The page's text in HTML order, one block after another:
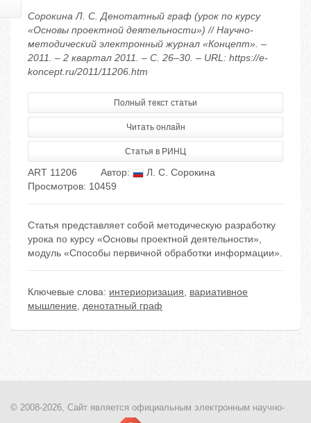
Сорокина Л. С. Денотатный граф (урок по курсу
«Основы проектной деятельности») // Научно-
методический электронный журнал «Концепт». –
2011. – 2 квартал 2011. – С. 26–30. – URL: https://e-
koncept.ru/2011/11206.htm
Полный текст статьи
Читать онлайн
Статья в РИНЦ
ART 11206 Автор:
Л. С. Сорокина
Просмотров: 10459
Статья представляет собой методическую разработку
урока по курсу «Основы проектной деятельности»,
модуль «Способы первичной обработки информации».
Ключевые слова: интериоризация, вариативное
мышление, денотатный граф
© 2008-2026, Сайт является официальным электронным научно-